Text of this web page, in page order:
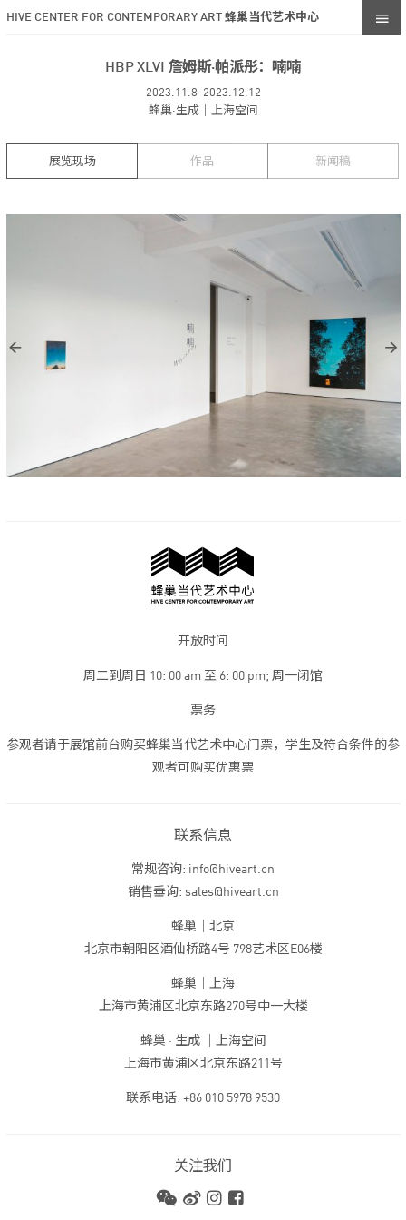
HIVE CENTER FOR CONTEMPORARY ART 蜂巢当代艺术中心
HBP XLVI 詹姆斯·帕派彤：喃喃
2023.11.8-2023.12.12
蜂巢·生成｜上海空间
展览现场 作品 新闻稿
开放时间
周二到周日 10: 00 am 至 6: 00 pm; 周一闭馆
票务
参观者请于展馆前台购买蜂巢当代艺术中心门票，学生及符合条件的参
观者可购买优惠票
联系信息
常规咨询: info@hiveart.cn
销售垂询: sales@hiveart.cn
蜂巢｜北京
北京市朝阳区酒仙桥路4号 798艺术区E06楼
蜂巢｜上海
上海市黄浦区北京东路270号中一大楼
蜂巢 · 生成 ｜上海空间
上海市黄浦区北京东路211号
联系电话: +86 010 5978 9530
关注我们